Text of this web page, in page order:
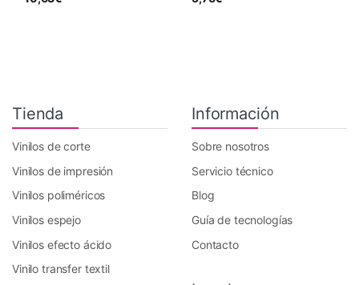
Tienda
Vinilos de corte
Vinilos de impresión
Vinilos poliméricos
Vinilos espejo
Vinilos efecto ácido
Vinilo transfer textil
Información
Sobre nosotros
Servicio técnico
Blog
Guía de tecnologías
Contacto